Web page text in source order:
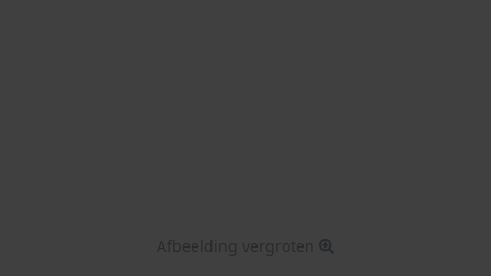
Afbeelding vergroten